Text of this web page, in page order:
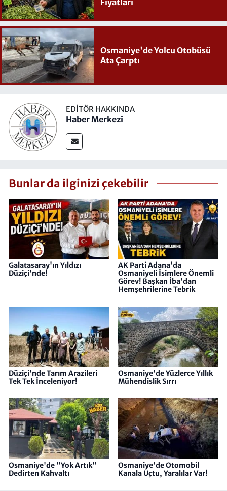
Osmaniye'de Yolcu Otobüsü
Ata Çarptı
EDITÖR HAKKINDA
Haber Merkezi
Bunlar da ilginizi çekebilir
Galatasaray'ın Yıldızı
Düziçi'nde!
AK Parti Adana'da
Osmaniyeli İsimlere Önemli
Görev! Başkan İba'dan
Hemşehrilerine Tebrik
Düziçi'nde Tarım Arazileri
Tek Tek İnceleniyor!
Osmaniye'de Yüzlerce Yıllık
Mühendislik Sırrı
Osmaniye'de "Yok Artık"
Dedirten Kahvaltı
Osmaniye'de Otomobil
Kanala Uçtu, Yaralılar Var!